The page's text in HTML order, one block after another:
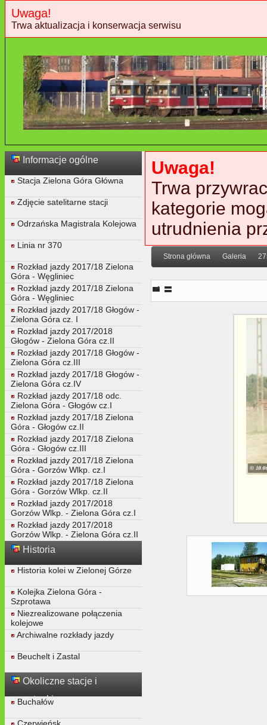
Uwaga!
Trwa aktualizacja i konserwacja serwisu
Informacje ogólne
Stacja Zielona Góra Główna
Zdjęcie satelitarne stacji
Odrzańska Magistrala Kolejowa
Linia nr 370
Rozkład jazdy 2017/18 Zielona
Góra - Węgliniec
Rozkład jazdy 2017/18 Zielona
Góra - Węgliniec
Rozkład jazdy 2017/18 Głogów -
Zielona Góra cz. I
Rozkład jazdy 2017/2018
Głogów - Zielona Góra cz.II
Rozkład jazdy 2017/18 Głogów -
Zielona Góra cz.III
Rozkład jazdy 2017/18 Głogów -
Zielona Góra cz.IV
Rozkład jazdy 2017/18 odc.
Zielona Góra - Głogów cz.I
Rozkład jazdy 2017/18 Zielona
Góra - Głogów cz.II
Rozkład jazdy 2017/18 Zielona
Góra - Głogów cz.III
Rozkład jazdy 2017/18 Zielona
Góra - Gorzów Wlkp. cz.I
Rozkład jazdy 2017/18 Zielona
Góra - Gorzów Wlkp. cz.II
Rozkład jazdy 2017/2018
Gorzów Wlkp. - Zielona Góra cz.I
Rozkład jazdy 2017/2018
Gorzów Wlkp. - Zielona Góra cz.II
Historia
Historia kolei w Zielonej Górze
Kolejka Zielona Góra -
Szprotawa
Niezrealizowane połączenia
kolejowe
Archiwalne rozkłady jazdy
Beuchelt i Zastal
Okoliczne stacje i
przystanki
Buchałów
Uwaga!
Trwa
kategorie
utrudnienia
Strona główna Galeria